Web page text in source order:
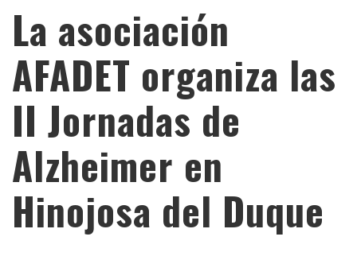
La asociación
AFADET organiza las
II Jornadas de
Alzheimer en
Hinojosa del Duque